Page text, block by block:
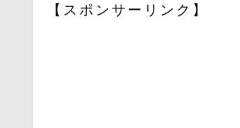
【スポンサーリンク】